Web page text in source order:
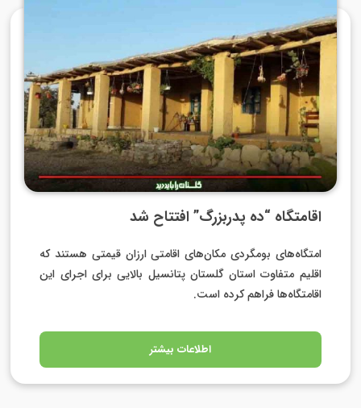
اقامتگاه “ده پدربزرگ” افتتاح شد
امتگاه‌های بومگردی مکان‌های اقامتی ارزان قیمتی هستند که
اقلیم متفاوت استان گلستان پتانسیل بالایی برای اجرای این
اقامتگاه‌ها فراهم کرده است.
اطلاعات بیشتر